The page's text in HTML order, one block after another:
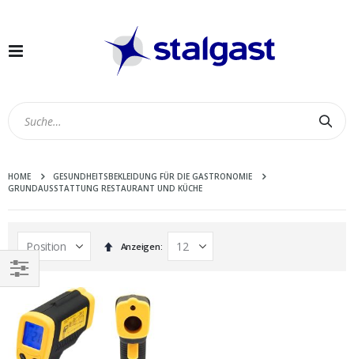
Navigation
HOME
GESUNDHEITSBEKLEIDUNG FÜR DIE GASTRONOMIE
GRUNDAUSSTATTUNG RESTAURANT UND KÜCHE
In
absteigender
Anzeigen
EINKAUFEN
NACH